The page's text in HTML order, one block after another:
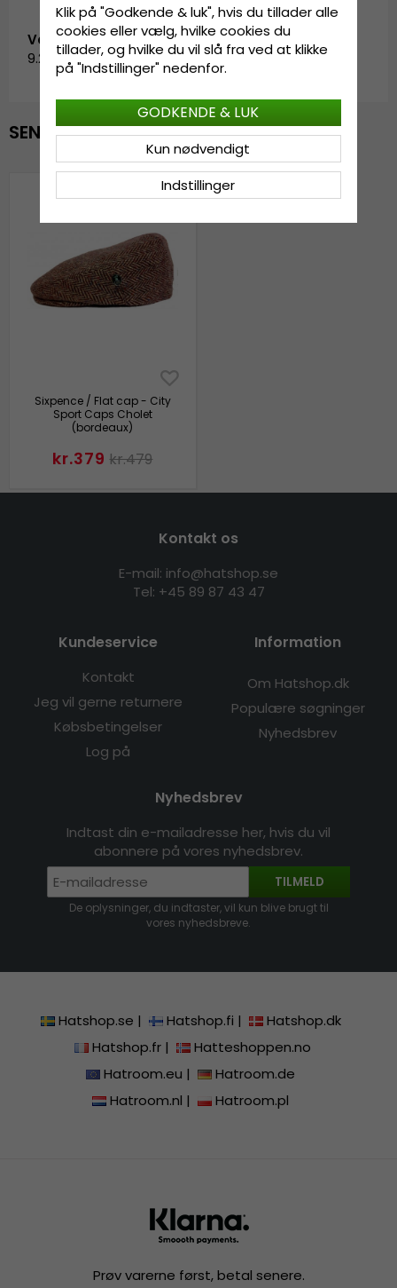
Vare-ID:
9.2592-4
SENAST VISTE
Sixpence / Flat cap - City
Sport Caps Cholet
(bordeaux)
kr.379 kr.479
Kontakt os
E-mail: info@hatshop.se
Tel: +45 89 87 43 47
Kundeservice
Kontakt
Jeg vil gerne returnere
Købsbetingelser
Log på
Information
Om Hatshop.dk
Populære søgninger
Nyhedsbrev
Nyhedsbrev
Indtast din e-mailadresse her, hvis du vil
abonnere på vores nyhedsbrev.
TILMELD
De oplysninger, du indtaster, vil kun blive brugt til
vores nyhedsbreve.
Hatshop.se | Hatshop.fi |
Hatshop.dk
Hatshop.fr|
Hatteshoppen.no
Hatroom.eu |
Hatroom.de
Hatroom.nl | Hatroom.pl
Prøv varerne først, betal senere.
Klik på "Godkende & luk", hvis du tillader alle
cookies eller vælg, hvilke cookies du
tillader, og hvilke du vil slå fra ved at klikke
på "Indstillinger" nedenfor.
Indstillinger
Kun nødvendigt
GODKENDE & LUK